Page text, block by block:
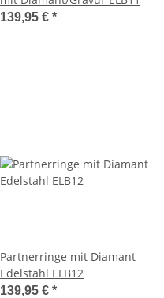
139,95 € *
Partnerringe mit Diamant
Edelstahl ELB12
139,95 € *